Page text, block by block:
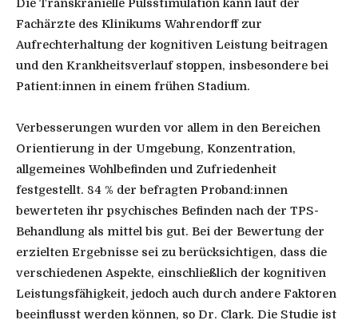
Die Transkranielle Pulsstimulation kann laut der
Fachärzte des Klinikums Wahrendorff zur
Aufrechterhaltung der kognitiven Leistung beitragen
und den Krankheitsverlauf stoppen, insbesondere bei
Patient:innen in einem frühen Stadium.
Verbesserungen wurden vor allem in den Bereichen
Orientierung in der Umgebung, Konzentration,
allgemeines Wohlbefinden und Zufriedenheit
festgestellt. 84 % der befragten Proband:innen
bewerteten ihr psychisches Befinden nach der TPS-
Behandlung als mittel bis gut. Bei der Bewertung der
erzielten Ergebnisse sei zu berücksichtigen, dass die
verschiedenen Aspekte, einschließlich der kognitiven
Leistungsfähigkeit, jedoch auch durch andere Faktoren
beeinflusst werden können, so Dr. Clark. Die Studie ist